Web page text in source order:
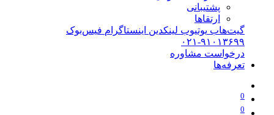
پشتیبانی
ارتقاها
گیت‌هاب یوتیوب لینکدین اینستاگرام فیس‌بوک
۰۲۱-۹۱۰۱۳۶۹۹
درخواست مشاوره
تعرفه‌ها
0
0